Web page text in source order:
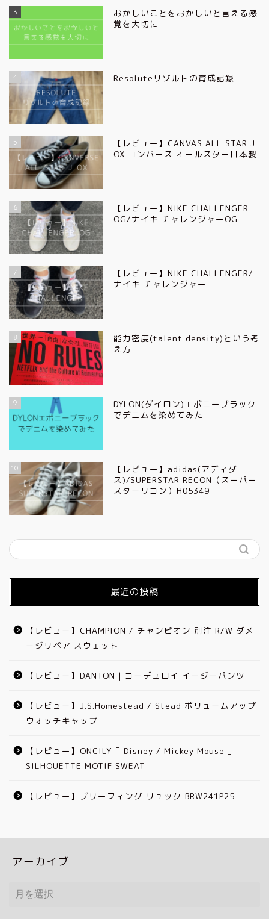
3
おかしいことをおかしいと言える感
覚を大切に
4 Resoluteリゾルトの育成記録
5
【レビュー】CANVAS ALL STAR J
OX コンバース オールスター日本製
6
【レビュー】NIKE CHALLENGER
OG/ナイキ チャレンジャーOG
7
【レビュー】NIKE CHALLENGER/
ナイキ チャレンジャー
8
能力密度(talent density)という考
え方
9
DYLON(ダイロン)エボニーブラック
でデニムを染めてみた
10
【レビュー】adidas(アディダ
ス)/SUPERSTAR RECON（スーパー
スターリコン）H05349
最近の投稿
【レビュー】CHAMPION / チャンピオン 別注 R/W ダメ
ージリペア スウェット
【レビュー】DANTON | コーデュロイ イージーパンツ
【レビュー】J.S.Homestead / Stead ボリュームアップ
ウォッチキャップ
【レビュー】ONCILY「 Disney / Mickey Mouse 」
SILHOUETTE MOTIF SWEAT
【レビュー】ブリーフィング リュック BRW241P25
アーカイブ
ア
ー